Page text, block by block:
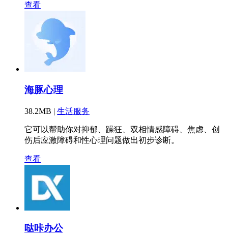
查看
海豚心理
38.2MB | 生活服务
它可以帮助你对抑郁、躁狂、双相情感障碍、焦虑、创
伤后应激障碍和性心理问题做出初步诊断。
查看
哒咔办公